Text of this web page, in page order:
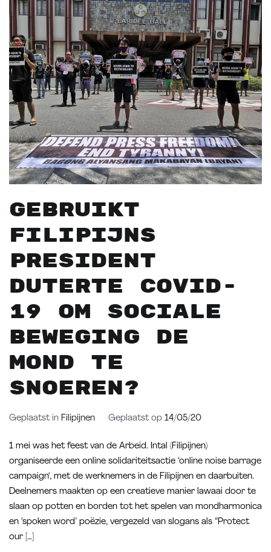
Gebruikt
Filipijns
president
Duterte COVID-
19 om sociale
beweging de
mond te
snoeren?
Geplaatst in Filipijnen Geplaatst op 14/05/20
1 mei was het feest van de Arbeid. Intal (Filipijnen)
organiseerde een online solidariteitsactie ‘online noise barrage
campaign‘, met de werknemers in de Filipijnen en daarbuiten.
Deelnemers maakten op een creatieve manier lawaai door te
slaan op potten en borden tot het spelen van mondharmonica
en ‘spoken word’ poëzie, vergezeld van slogans als “Protect
our […]